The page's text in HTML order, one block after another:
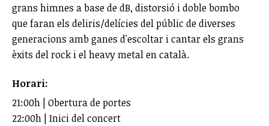
grans himnes a base de dB, distorsió i doble bombo
que faran els deliris/delícies del públic de diverses
generacions amb ganes d'escoltar i cantar els grans
èxits del rock i el heavy metal en català.
Horari:
21:00h | Obertura de portes
22:00h | Inici del concert